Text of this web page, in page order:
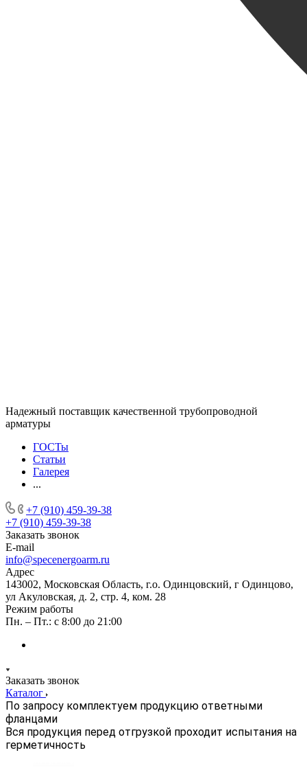
Надежный поставщик качественной трубопроводной
арматуры
ГОСТы
Статьи
Галерея
...
+7 (910) 459-39-38
+7 (910) 459-39-38
Заказать звонок
E-mail
info@specenergoarm.ru
Адрес
143002, Московская Область, г.о. Одинцовский, г Одинцово,
ул Акуловская, д. 2, стр. 4, ком. 28
Режим работы
Пн. – Пт.: с 8:00 до 21:00
Заказать звонок
Каталог
По запросу комплектуем продукцию ответными
фланцами
Вся продукция перед отгрузкой проходит испытания на
герметичность